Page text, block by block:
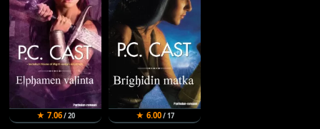
★ 7.06/ 20 ★ 6.00/ 17